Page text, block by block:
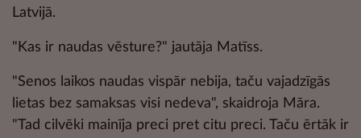
Latvijā.
"Kas ir naudas vēsture?" jautāja Matīss.
"Senos laikos naudas vispār nebija, taču vajadzīgās
lietas bez samaksas visi nedeva", skaidroja Māra.
"Tad cilvēki mainīja preci pret citu preci. Taču ērtāk ir